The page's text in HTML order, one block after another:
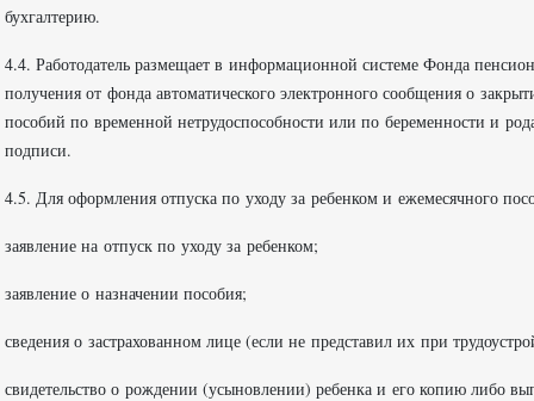
бухгалтерию.
4.4. Работодатель размещает в информационной системе Фонда
получения от фонда автоматического электронного сообщения о
пособий по временной нетрудоспособности или по беременности и
подписи.
4.5. Для оформления отпуска по уходу за ребенком и ежемесячного
заявление на отпуск по уходу за ребенком;
заявление о назначении пособия;
сведения о застрахованном лице (если не представил их при
свидетельство о рождении (усыновлении) ребенка и его копию либо